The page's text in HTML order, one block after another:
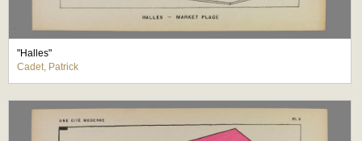
"Halles"
Cadet, Patrick